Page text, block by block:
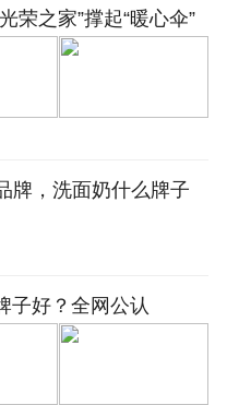
荣之家”撑起“暖心伞”
牌，洗面奶什么牌子
子好？全网公认